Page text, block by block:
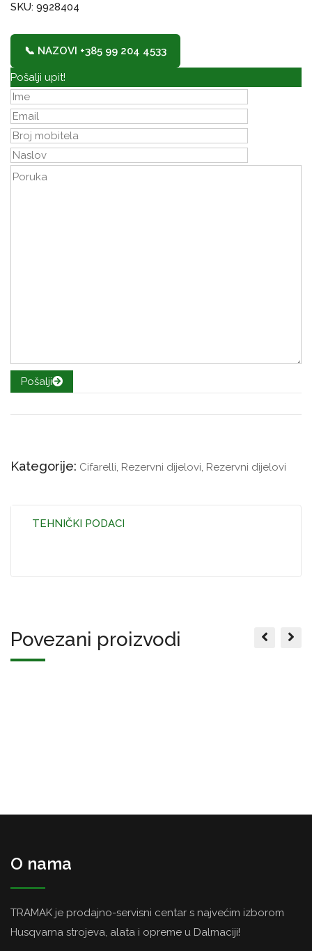
SKU: 9928404
📞 NAZOVI +385 99 204 4533
Pošalji upit!
Pošalji
Kategorije: Cifarelli, Rezervni dijelovi, Rezervni dijelovi
TEHNIČKI PODACI
Povezani proizvodi
O nama
TRAMAK je prodajno-servisni centar s najvećim izborom
Husqvarna strojeva, alata i opreme u Dalmaciji!